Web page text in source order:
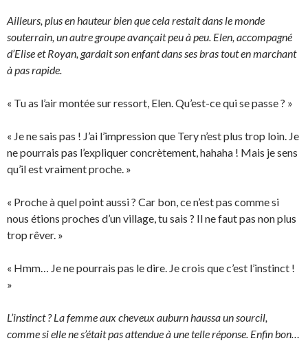
Ailleurs, plus en hauteur bien que cela restait dans le monde
souterrain, un autre groupe avançait peu à peu. Elen, accompagné
d’Elise et Royan, gardait son enfant dans ses bras tout en marchant
à pas rapide.
« Tu as l’air montée sur ressort, Elen. Qu’est-ce qui se passe ? »
« Je ne sais pas ! J’ai l’impression que Tery n’est plus trop loin. Je
ne pourrais pas l’expliquer concrètement, hahaha ! Mais je sens
qu’il est vraiment proche. »
« Proche à quel point aussi ? Car bon, ce n’est pas comme si
nous étions proches d’un village, tu sais ? Il ne faut pas non plus
trop rêver. »
« Hmm… Je ne pourrais pas le dire. Je crois que c’est l’instinct !
»
L’instinct ? La femme aux cheveux auburn haussa un sourcil,
comme si elle ne s’était pas attendue à une telle réponse. Enfin bon…